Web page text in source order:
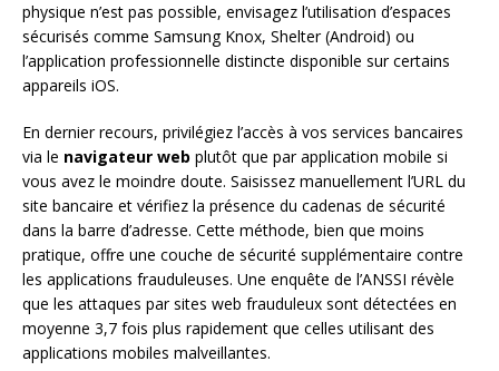
physique n’est pas possible, envisagez l’utilisation d’espaces
sécurisés comme Samsung Knox, Shelter (Android) ou
l’application professionnelle distincte disponible sur certains
appareils iOS.
En dernier recours, privilégiez l’accès à vos services bancaires
via le navigateur web plutôt que par application mobile si
vous avez le moindre doute. Saisissez manuellement l’URL du
site bancaire et vérifiez la présence du cadenas de sécurité
dans la barre d’adresse. Cette méthode, bien que moins
pratique, offre une couche de sécurité supplémentaire contre
les applications frauduleuses. Une enquête de l’ANSSI révèle
que les attaques par sites web frauduleux sont détectées en
moyenne 3,7 fois plus rapidement que celles utilisant des
applications mobiles malveillantes.